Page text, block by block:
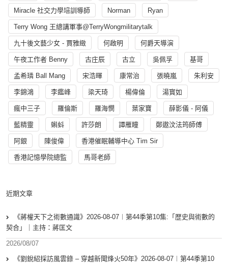
Miracle 社交力學培訓導師 Norman Ryan
Terry Wong 王總講軍事@TerryWongmilitarytalk
九十後文藝少女 - 賈雅緻 何啟明 何爵天導演
午夜工作者 Benny 古庄辰 古立 吳佩孚 基哥
孟希璘 Ball Mang 宋浩暉 康常治 張曉嵐 朱利安
李錦鴻 李鑑峰 梁天琦 楊偉倫 湯寳如
瘋中三子 羅倫斯 羅海憫 葉家寶 薛影儀 - 阿儀
藍精靈 蝌蚪 許莎朗 譚雁瞳 鄭遨汶法筠師傅
阿銀 陳俊偉 香港催眠輔導中心 Tim Sir
香港記憶學院總監 馬哥老師
近期文章
《蔣權天下之術數通識》2026-08-07︱第44季第10集:「歴史與術數的
契合」｜主持：蔣匡文
2026/08/07
《劉銳紹採訪風雲錄 – 穿越新聞烽火50年》2026-08-07︱第44季第10